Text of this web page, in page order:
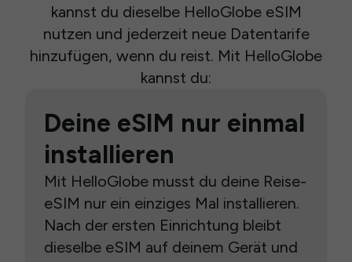
kannst du dieselbe HelloGlobe eSIM
nutzen und jederzeit neue Datentarife
hinzufügen, wenn du reist. Mit HelloGlobe
kannst du:
Deine eSIM nur einmal
installieren
Mit HelloGlobe musst du deine Reise-
eSIM nur ein einziges Mal installieren.
Nach der ersten Einrichtung bleibt
dieselbe eSIM auf deinem Gerät und